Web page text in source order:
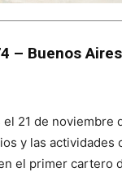
– Buenos
21 de noviembre
y las actividades
el primer cartero